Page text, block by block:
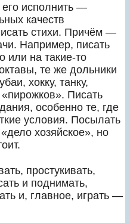
его исполнить —
качеств
стихи. Причём —
Например, писать
или на такие-то
те же дольники
хокку, танку,
Писать
особенно те, где
условия. Посылать
хозяйское», но
простукивать,
и поднимать,
и, главное, играть —